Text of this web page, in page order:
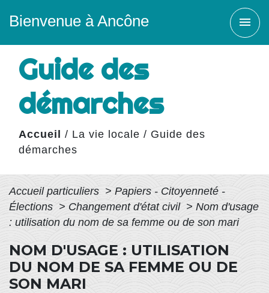
Bienvenue à Ancône menu
Guide des
démarches
Accueil / La vie locale / Guide des
démarches
Accueil particuliers > Papiers - Citoyenneté -
Élections > Changement d'état civil > Nom d'usage
: utilisation du nom de sa femme ou de son mari
NOM D'USAGE : UTILISATION
DU NOM DE SA FEMME OU DE
SON MARI